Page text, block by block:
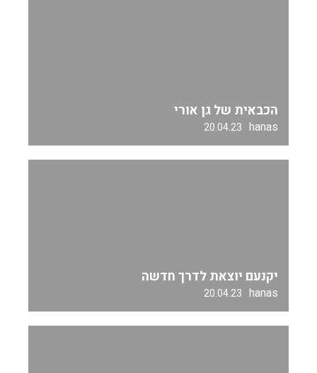
הכבאית של גן אורי
hanas
20.04.23
יקנעם יוצאת לדרך חדשה
hanas
20.04.23